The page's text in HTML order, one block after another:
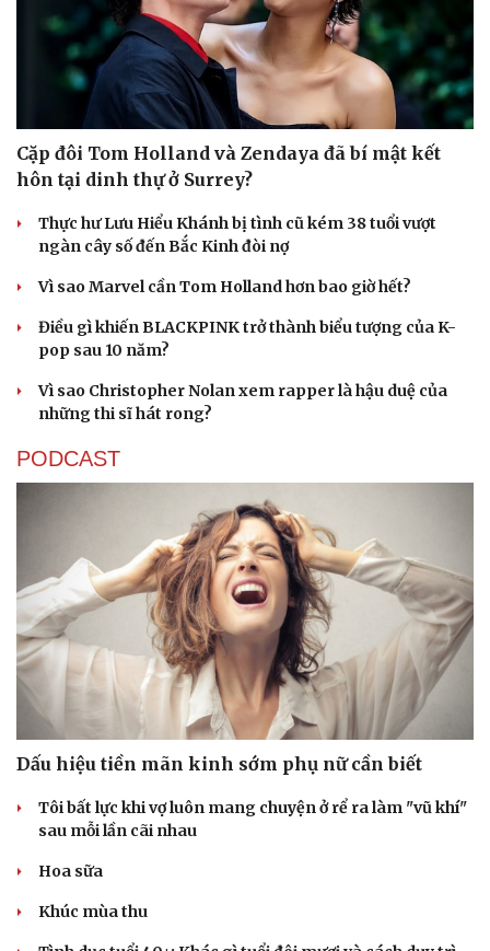
Cặp đôi Tom Holland và Zendaya đã bí mật kết
hôn tại dinh thự ở Surrey?
Thực hư Lưu Hiểu Khánh bị tình cũ kém 38 tuổi vượt
ngàn cây số đến Bắc Kinh đòi nợ
Vì sao Marvel cần Tom Holland hơn bao giờ hết?
Điều gì khiến BLACKPINK trở thành biểu tượng của K-
pop sau 10 năm?
Vì sao Christopher Nolan xem rapper là hậu duệ của
những thi sĩ hát rong?
PODCAST
Dấu hiệu tiền mãn kinh sớm phụ nữ cần biết
Tôi bất lực khi vợ luôn mang chuyện ở rể ra làm "vũ khí"
sau mỗi lần cãi nhau
Hoa sữa
Khúc mùa thu